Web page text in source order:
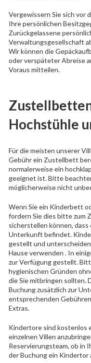
Vergewissern Sie sich vor
Ihre persönlichen
Zurückgelassene
Verwaltungsgesellschaft
Wir können die
oder verspäteter Abreise
Voraus mitteilen.
Hochstühle
Für die meisten unserer
Gebühr ein Zustellbett
normalerweise ein
geeignet ist. Bitte
möglicherweise nicht
Wenn Sie ein Kinderbett
fordern Sie dies bitte zum
sicherstellen können,
Unterkunft befindet.
gestellt und
Hause verwenden . In
zur Verfügung gestellt.
hygienischen Gründen
die Sie mitbringen sollten.
Buchung zusätzlich zur
entsprechenden
Extras.
Kindertore sind kostenlos
einzelnen Villen
Reservierungsteam, ob in
der Buchung ein Kindertor